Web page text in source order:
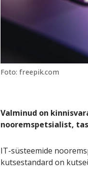
Foto: freepik.com
Valminud on
nooremspetsialist,
IT-süsteemide
kutsestandard on